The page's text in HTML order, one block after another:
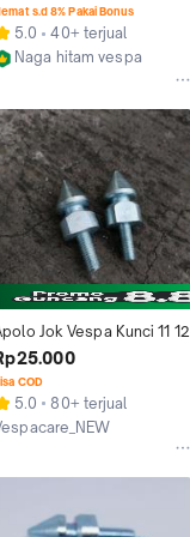
s.d 8% Pakai Bonus
5.0
40+ terjual
Naga hitam vespa
Jok Vespa Kunci 11 12
COD
5.0
80+ terjual